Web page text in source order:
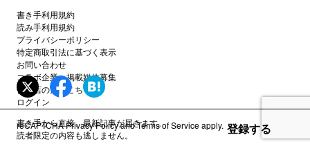
誰でも
【毎月短歌】5月締切分・みなさんの詠草一覧を共有します
2026.05.28
誰でも
「 #短歌の日 」オンラインイベント開催中です
2026.05.07
書き手から直接、最新記事が届きます。
読者限定の内容も逃しません。
登録する
書き手利用規約
読み手利用規約
プライバシーポリシー
特定商取引法に基づく表示
お問い合わせ
コラボ企業・掲載媒体募集
代理店の方はこちら
ログイン
reCAPTCHAPrivacy PolicyandTerms of Serviceapply.